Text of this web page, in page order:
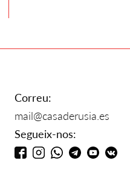
Correu:
mail@casaderusia.es
Segueix-nos: